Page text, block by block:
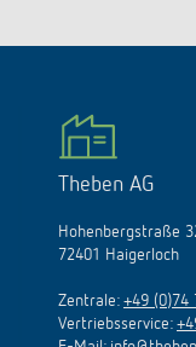
Theben AG
Hohenbergstraße 32
72401 Haigerloch
Zentrale: +49
Vertriebsservice: